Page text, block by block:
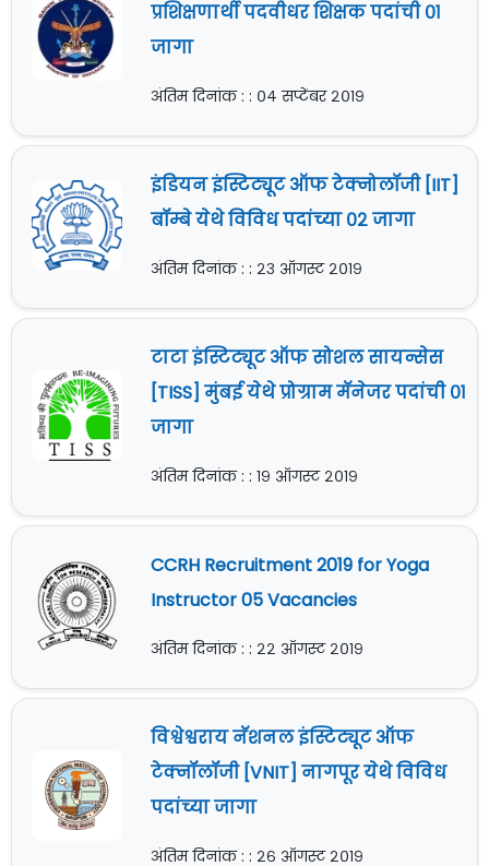
प्रशिक्षणार्थी पदवीधर शिक्षक पदांची ०१
जागा
अंतिम दिनांक : : ०४ सप्टेंबर २०१९
इंडियन इंस्टिट्यूट ऑफ टेक्नोलॉजी [IIT]
बॉम्बे येथे विविध पदांच्या ०२ जागा
अंतिम दिनांक : : २३ ऑगस्ट २०१९
टाटा इंस्टिट्यूट ऑफ सोशल सायन्सेस
[TISS] मुंबई येथे प्रोग्राम मॅनेजर पदांची ०१
जागा
अंतिम दिनांक : : १९ ऑगस्ट २०१९
CCRH Recruitment 2019 for Yoga
Instructor 05 Vacancies
अंतिम दिनांक : : २२ ऑगस्ट २०१९
विश्वेश्वराय नॅशनल इंस्टिट्यूट ऑफ
टेक्नॉलॉजी [VNIT] नागपूर येथे विविध
पदांच्या जागा
अंतिम दिनांक : : २६ ऑगस्ट २०१९